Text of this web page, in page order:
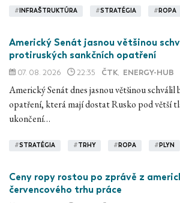
# INFRAŠTRUKTÚRA #STRATÉGIA # ROPA
Americký Senát jasnou většinou
protiruských sankčních opatření
07. 08. 2026 22:35 ČTK, ENERGY-HUB
Americký Senát dnes jasnou většinou
opatření, která mají dostat Rusko pod větší
ukončení…
#STRATÉGIA #TRHY # ROPA # PLYN
Ceny ropy rostou po zprávě z
červencového trhu práce